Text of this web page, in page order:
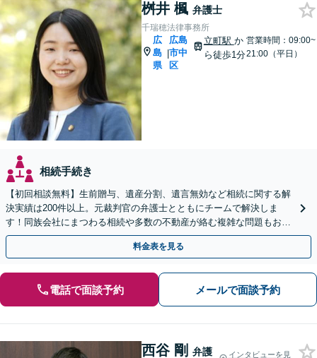
桝井 楓 弁護士
千瑞穂法律事務所
広
島
県
|
広島
市中
区
立町駅 か
ら徒歩1分
営業時間：09:00~
21:00（平日）
相続手続き
【初回相談無料】生前贈与、遺産分割、遺言無効など相続に関する解
決実績は200件以上。元裁判官の弁護士とともにチームで解決しま
す！同族会社にまつわる相続や多数の不動産が絡む複雑な問題もお任
せ【生前対策】相続トラブルを未然に防ぐアドバイスも可
料金表を見る
電話で面談予約 メールで面談予約
西谷 剛 弁護
インタビューを見